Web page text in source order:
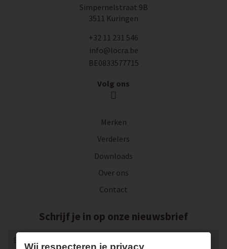
Simpernelstraat 9B
3511 Kuringen
+32 11 231 546
info@locra.be
BE0833577715
Volg ons
Merken
Verdelers
Downloads
Over ons
Contact
Schrijf je in op onze nieuwsbrief
Wij respecteren je privacy